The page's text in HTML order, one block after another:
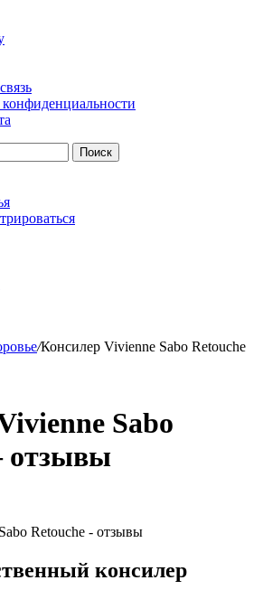
Поиск
/Консилер Vivienne Sabo Retouche
Sabo
отзывы
консилер